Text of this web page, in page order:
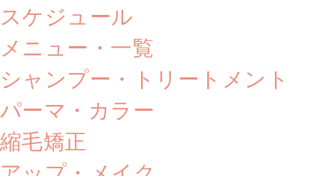
スケジュール
メニュー・一覧
シャンプー・トリートメント
パーマ・カラー
縮毛矯正